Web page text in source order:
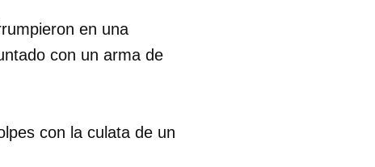
en una
con un arma de
con la culata de un